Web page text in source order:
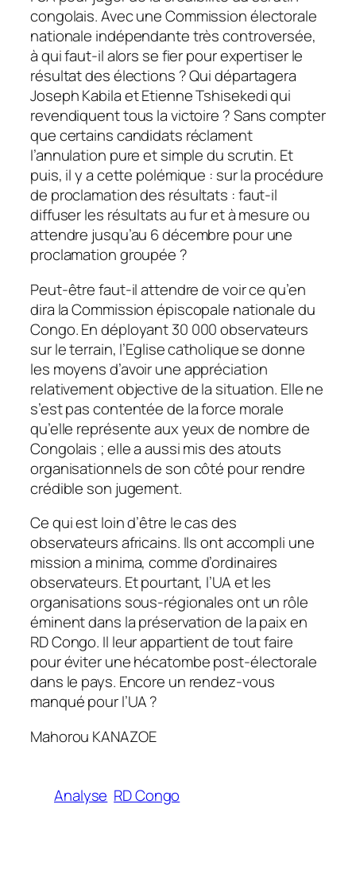
congolais. Avec une Commission électorale
nationale indépendante très controversée,
à qui faut-il alors se fier pour expertiser le
résultat des élections ? Qui départagera
Joseph Kabila et Etienne Tshisekedi qui
revendiquent tous la victoire ? Sans compter
que certains candidats réclament
l’annulation pure et simple du scrutin. Et
puis, il y a cette polémique : sur la procédure
de proclamation des résultats : faut-il
diffuser les résultats au fur et à mesure ou
attendre jusqu’au 6 décembre pour une
proclamation groupée ?
Peut-être faut-il attendre de voir ce qu’en
dira la Commission épiscopale nationale du
Congo. En déployant 30 000 observateurs
sur le terrain, l’Eglise catholique se donne
les moyens d’avoir une appréciation
relativement objective de la situation. Elle ne
s’est pas contentée de la force morale
qu’elle représente aux yeux de nombre de
Congolais ; elle a aussi mis des atouts
organisationnels de son côté pour rendre
crédible son jugement.
Ce qui est loin d’être le cas des
observateurs africains. Ils ont accompli une
mission a minima, comme d’ordinaires
observateurs. Et pourtant, l’UA et les
organisations sous-régionales ont un rôle
éminent dans la préservation de la paix en
RD Congo. Il leur appartient de tout faire
pour éviter une hécatombe post-électorale
dans le pays. Encore un rendez-vous
manqué pour l’UA ?
Mahorou KANAZOE
Analyse RD Congo